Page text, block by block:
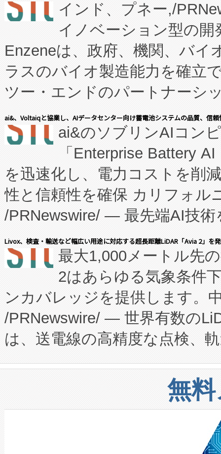
インド、プネー,/
イノベーション型の
Enzeneは、政府、機関、バイ
ラスのバイオ製造能力を確立
ツー・エンドのパートナーシ
表しました。 同社の実績ある
manufacturing™ (FCCM™) プ
たNeXは、バイオ医薬品製造
従来のフェッドバッチ施設の
に、患者やサプライチェーン
キー方式で拡張性が高く、持
す。FCCM‑を活用した現地生
患者にとっての費用負担を大
のアクセスを大幅に拡大する
Fully-Connected Continuous
プログラムには、施設設計・
に関する技術移転および知的
構造化トレーニングカリキュ
上げおよび商用化段階におけ
設備整備および立ち上げ調整
加組織は、Enzeneのバイオ
選定された製品について、自
ai&、Voltaiqと協業し、AIデータセンター向け蓄電池システムの品質、信
ai&のソブリンAIコン
「Enterprise Battery
を迅速化し、電力コストを削
性と信頼性を確保 カリフォル
/PRNewswire/ — 最先端AI技術
会社エーアイ・アンド：本社
President原信平）と、エンタ
ードするVoltaiqは、日本にあ
ーエネルギー貯蔵システム（
た。 Voltaiq独自のAI搭載プラ
定、統合、導入、運用に至る
安全性を追跡し、確保する事
増加しているデータセンター
る電力網に大きな負担をかけ
事業者の負担軽減という課題
系統連系を迅速にし、ピーク
Livox、検査・輸送など幅広い用途に対応する超長距離LiDAR「Avia 2」を
最大1,000メートル先
2はあらゆる気象条件
ンカバレッジを提供します。
/PRNewswire/ — 世界有数の
は、送電線の高精度な点検、
や穀物倉庫におけるバルク材
リューション「Avia 2」を発
したAvia 2は、1,000メート
狭視野のFOVを切り替えるこ
ケーブル、枝などの細かな対
無